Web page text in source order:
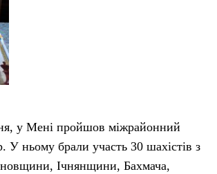
у Мені пройшов міжрайонний
У ньому брали участь 30 шахістів з
Ічнянщини, Бахмача,